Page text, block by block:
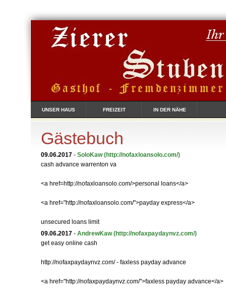
UNSER HAUS FREIZEIT IN DER NÄHE
Gästebuch
09.06.2017 - SoloKaw (http://nofaxloansolo.com/)
cash advance warrenton va
<a href=http://nofaxloansolo.com/>personal loans</a>
<a href="http://nofaxloansolo.com/">payday express</a>
unsecured loans limit
09.06.2017 - AndrewKaw (http://nofaxpaydaynvz.com/)
get easy online cash
http://nofaxpaydaynvz.com/ - faxless payday advance
<a href="http://nofaxpaydaynvz.com/">faxless payday advance</a>